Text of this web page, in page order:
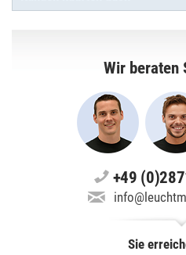
Wir beraten
+49
Sie